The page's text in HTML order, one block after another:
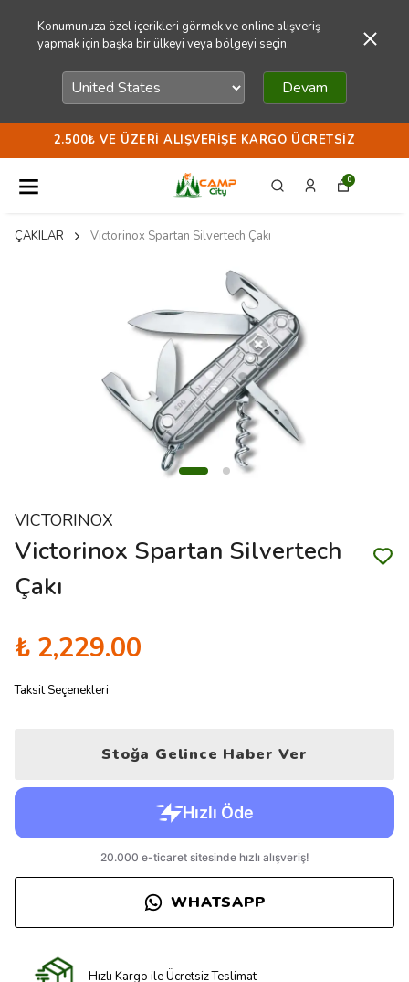
Konumunuza özel içerikleri görmek ve online alışveriş
yapmak için başka bir ülkeyi veya bölgeyi seçin.
Devam
2.500₺ VE ÜZERI ALIŞVERIŞE KARGO ÜCRETSIZ
0
ÇAKILAR Victorinox Spartan Silvertech Çakı
VICTORINOX
Victorinox Spartan Silvertech
Çakı
₺ 2,229.00
Taksit Seçenekleri
Stoğa Gelince Haber Ver
WHATSAPP
Hızlı Kargo ile Ücretsiz Teslimat